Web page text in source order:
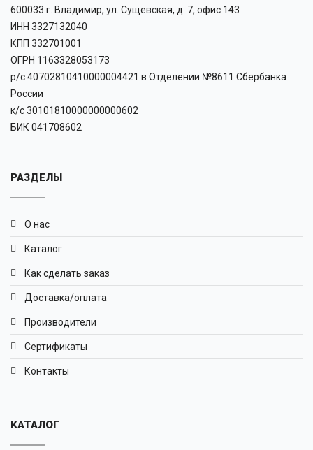
600033 г. Владимир, ул. Сущевская, д. 7, офис 143
ИНН 3327132040
КПП 332701001
ОГРН 1163328053173
р/с 40702810410000004421 в Отделении №8611 Сбербанка
России
к/с 30101810000000000602
БИК 041708602
РАЗДЕЛЫ
О нас
Каталог
Как сделать заказ
Доставка/оплата
Производители
Сертификаты
Контакты
КАТАЛОГ